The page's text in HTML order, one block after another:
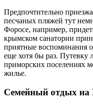
Предпочтительно
песчаных пляжей тут
Форосе, например,
крымском санатории
приятные воспоминания о
еще хотя бы раз. Путевку
приморских поселениях
жилье.
Семейный отдых на